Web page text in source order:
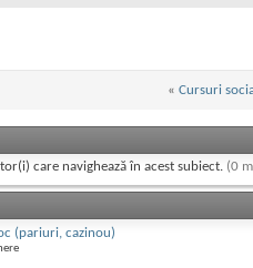
« Cursuri
care navighează în acest subiect. (0
(pariuri, cazinou)